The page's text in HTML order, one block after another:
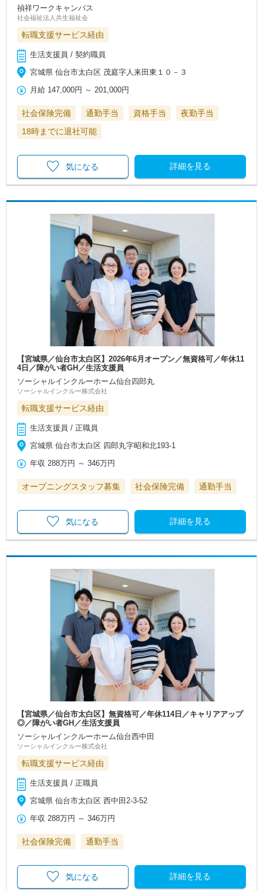
禎祥ワークキャンパス
社会福祉法人共生福祉会
転職支援サービス経由
生活支援員 / 契約職員
宮城県 仙台市太白区 茂庭字人来田東１０－３
月給 147,000円 ～ 201,000円
社会保険完備 通勤手当 資格手当
夜勤手当
18時までに退社可能
詳細を見る
気になる
【宮城県／仙台市太白区】2026年6月オープン／無資格可／年休11
4日／障がい者GH／生活支援員
ソーシャルインクルーホーム仙台四郎丸
ソーシャルインクルー株式会社
転職支援サービス経由
生活支援員 / 正職員
宮城県 仙台市太白区 四郎丸字昭和北193-1
年収 288万円 ～346万円
オープニングスタッフ募集 社会保険完備 通勤手当
詳細を見る
気になる
【宮城県／仙台市太白区】無資格可／年休114日／キャリアアップ
◎／障がい者GH／生活支援員
ソーシャルインクルーホーム仙台西中田
ソーシャルインクルー株式会社
転職支援サービス経由
生活支援員 / 正職員
宮城県 仙台市太白区 西中田2-3-52
年収 288万円 ～346万円
社会保険完備 通勤手当
詳細を見る
気になる